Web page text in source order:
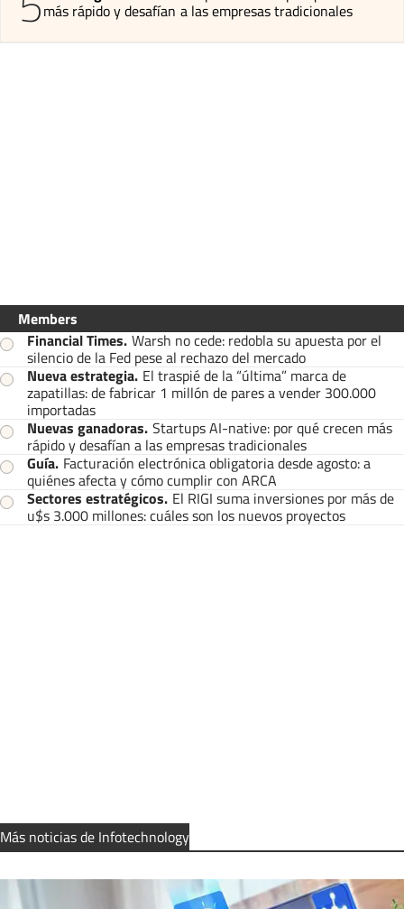
más rápido y desafían a las empresas tradicionales
Members
Financial Times. Warsh no cede: redobla su apuesta por el
silencio de la Fed pese al rechazo del mercado
Nueva estrategia. El traspié de la “última” marca de
zapatillas: de fabricar 1 millón de pares a vender 300.000
importadas
Nuevas ganadoras. Startups AI-native: por qué crecen más
rápido y desafían a las empresas tradicionales
Guía. Facturación electrónica obligatoria desde agosto: a
quiénes afecta y cómo cumplir con ARCA
Sectores estratégicos. El RIGI suma inversiones por más de
u$s 3.000 millones: cuáles son los nuevos proyectos
Más noticias de Infotechnology